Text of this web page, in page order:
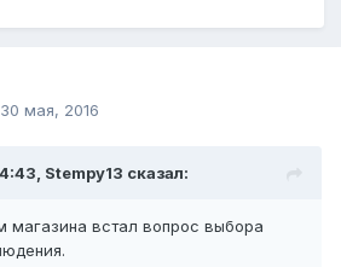
30 мая, 2016
Stempy13 сказал:
магазина встал вопрос выбора